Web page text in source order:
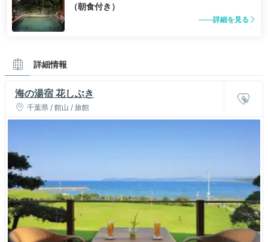
（朝食付き）
詳細を見る
詳細情報
海の湯宿 花しぶき
千葉県 / 館山 / 旅館